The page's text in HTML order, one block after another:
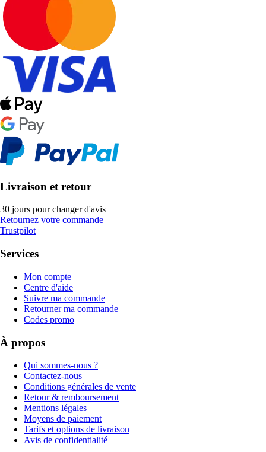
Livraison et retour
30 jours pour changer d'avis
Retournez votre commande
Trustpilot
Services
Mon compte
Centre d'aide
Suivre ma commande
Retourner ma commande
Codes promo
À propos
Qui sommes-nous ?
Contactez-nous
Conditions générales de vente
Retour & remboursement
Mentions légales
Moyens de paiement
Tarifs et options de livraison
Avis de confidentialité